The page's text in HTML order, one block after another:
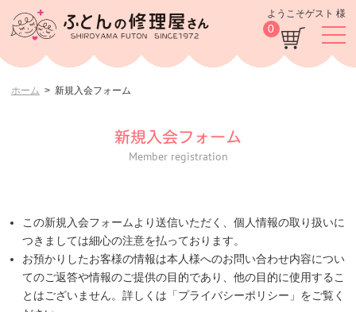
ようこそゲスト 様
0
ホーム 新規入会フォーム
新規入会フォーム
Member registration
この新規入会フォームより送信いただく、個人情報の取り扱いに
つきましては細心の注意を払っております。
お預かりしたお客様の情報は本人様へのお問い合わせ内容につい
てのご返答や情報のご提供の目的であり、他の目的に使用するこ
とはございません。詳しくは「プライバシーポリシー」をご覧く